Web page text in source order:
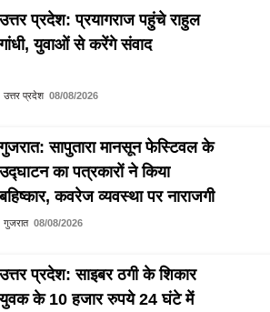
उत्तर प्रदेश: प्रयागराज पहुंचे राहुल
गांधी, युवाओं से करेंगे संवाद
उत्तर प्रदेश 08/08/2026
गुजरात: सापुतारा मानसून फेस्टिवल के
उद्घाटन का पत्रकारों ने किया
बहिष्कार, कवरेज व्यवस्था पर नाराजगी
गुजरात 08/08/2026
उत्तर प्रदेश: साइबर ठगी के शिकार
युवक के 10 हजार रुपये 24 घंटे में